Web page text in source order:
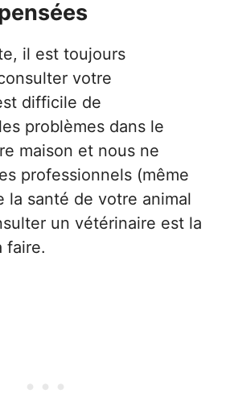
il est toujours
votre
difficile de
problèmes dans le
maison et nous ne
professionnels (même
la santé de votre animal
un vétérinaire est la
faire.